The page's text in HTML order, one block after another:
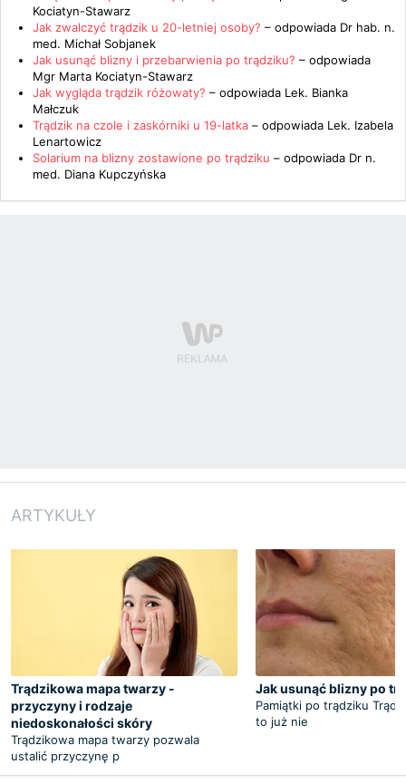
Kociatyn-Stawarz
Jak zwalczyć trądzik u 20-letniej osoby? – odpowiada Dr hab. n.
med. Michał Sobjanek
Jak usunąć blizny i przebarwienia po trądziku? – odpowiada
Mgr Marta Kociatyn-Stawarz
Jak wygląda trądzik różowaty? – odpowiada Lek. Bianka
Małczuk
Trądzik na czole i zaskórniki u 19-latka – odpowiada Lek. Izabela
Lenartowicz
Solarium na blizny zostawione po trądziku – odpowiada Dr n.
med. Diana Kupczyńska
ARTYKUŁY
Trądzikowa mapa twarzy -
przyczyny i rodzaje
niedoskonałości skóry
Trądzikowa mapa twarzy pozwala
ustalić przyczynę p
Jak usunąć blizny po
Pamiątki po trądziku
to już nie